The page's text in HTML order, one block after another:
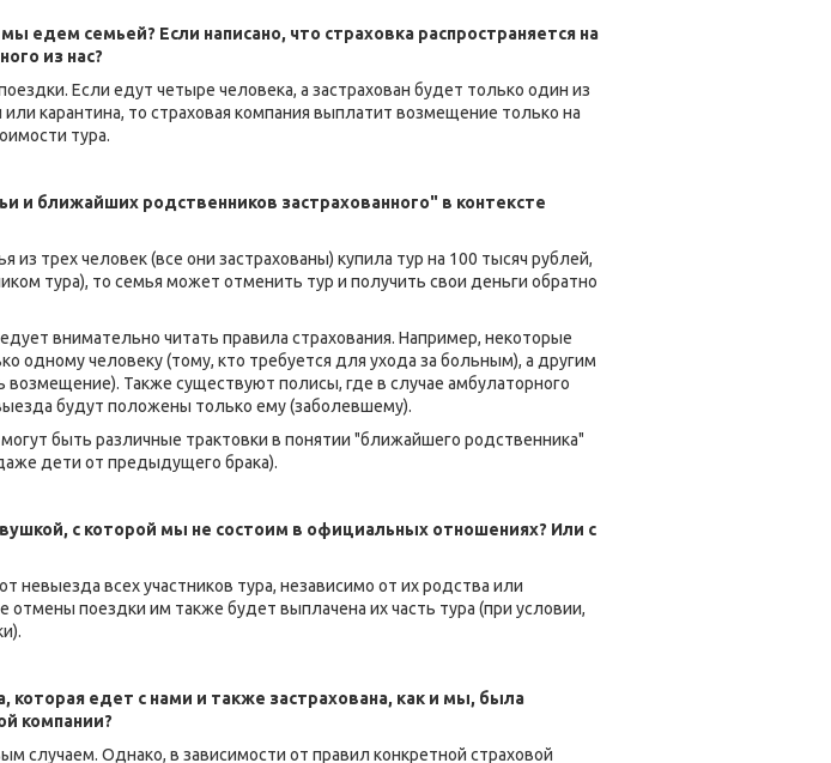
едем семьей? Если написано, что страховка распространяется на
из нас?
Если едут четыре человека, а застрахован будет только один из
карантина, то страховая компания выплатит возмещение только на
тура.
и ближайших родственников застрахованного" в контексте
трех человек (все они застрахованы) купила тур на 100 тысяч рублей,
тура), то семья может отменить тур и получить свои деньги обратно
внимательно читать правила страхования. Например, некоторые
одному человеку (тому, кто требуется для ухода за больным), а другим
возмещение). Также существуют полисы, где в случае амбулаторного
будут положены только ему (заболевшему).
быть различные трактовки в понятии "ближайшего родственника"
дети от предыдущего брака).
с которой мы не состоим в официальных отношениях? Или с
всех участников тура, независимо от их родства или
поездки им также будет выплачена их часть тура (при условии,
едет с нами и также застрахована, как и мы, была
компании?
случаем. Однако, в зависимости от правил конкретной страховой